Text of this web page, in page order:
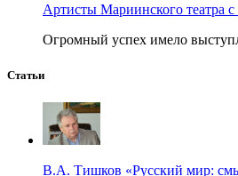
Артисты Мариинского театра
Огромный успех имело
Статьи
В.А. Тишков «Русский мир: